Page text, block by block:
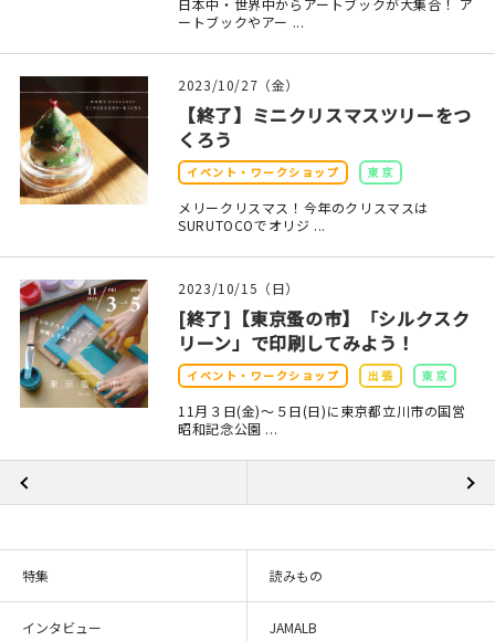
日本中・世界中からアートブックが大集合！ ア
ートブックやアー ...
2023/10/27（金）
【終了】ミニクリスマスツリーをつ
くろう
イベント・ワークショップ 東京
メリークリスマス！今年のクリスマスは
SURUTOCOでオリジ ...
2023/10/15（日）
[終了]【東京蚤の市】「シルクスク
リーン」で印刷してみよう！
イベント・ワークショップ 出張 東京
11月３日(金)〜５日(日)に東京都立川市の国営
昭和記念公園 ...
特集 読みもの
インタビュー JAMALB